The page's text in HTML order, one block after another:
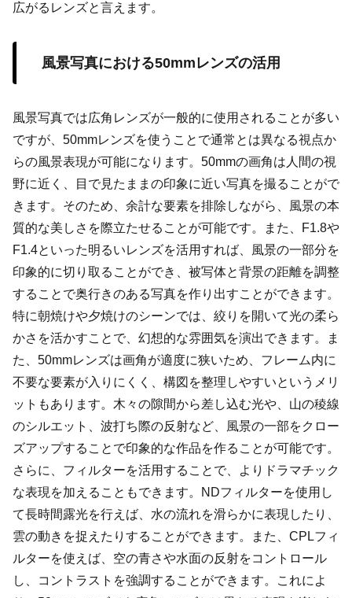
広がるレンズと言えます。
風景写真における50mmレンズの活用
風景写真では広角レンズが一般的に使用されることが多い
ですが、50mmレンズを使うことで通常とは異なる視点か
らの風景表現が可能になります。50mmの画角は人間の視
野に近く、目で見たままの印象に近い写真を撮ることがで
きます。そのため、余計な要素を排除しながら、風景の本
質的な美しさを際立たせることが可能です。また、F1.8や
F1.4といった明るいレンズを活用すれば、風景の一部分を
印象的に切り取ることができ、被写体と背景の距離を調整
することで奥行きのある写真を作り出すことができます。
特に朝焼けや夕焼けのシーンでは、絞りを開いて光の柔ら
かさを活かすことで、幻想的な雰囲気を演出できます。ま
た、50mmレンズは画角が適度に狭いため、フレーム内に
不要な要素が入りにくく、構図を整理しやすいというメリ
ットもあります。木々の隙間から差し込む光や、山の稜線
のシルエット、波打ち際の反射など、風景の一部をクロー
ズアップすることで印象的な作品を作ることが可能です。
さらに、フィルターを活用することで、よりドラマチック
な表現を加えることもできます。NDフィルターを使用し
て長時間露光を行えば、水の流れを滑らかに表現したり、
雲の動きを捉えたりすることができます。また、CPLフィ
ルターを使えば、空の青さや水面の反射をコントロール
し、コントラストを強調することができます。これによ